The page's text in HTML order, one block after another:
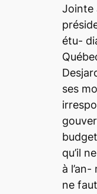
Jointe
étu-
ses
qu’il
à
ne